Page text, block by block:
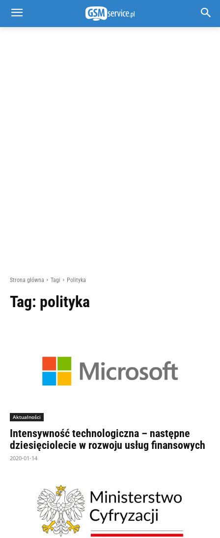
Strona główna Tagi Polityka
Tag: polityka
Aktualności
Intensywność technologiczna – następne
dziesięciolecie w rozwoju usług finansowych
2020-01-14